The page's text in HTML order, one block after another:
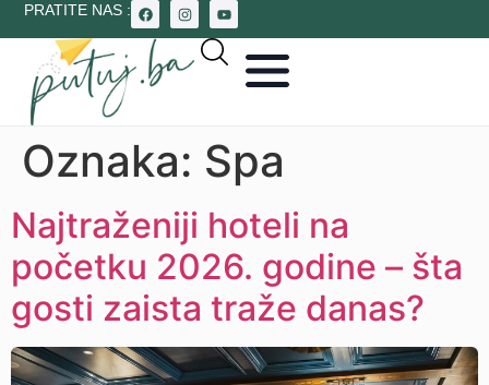
PRATITE NAS :
Oznaka: Spa
Najtraženiji hoteli na
početku 2026. godine – šta
gosti zaista traže danas?